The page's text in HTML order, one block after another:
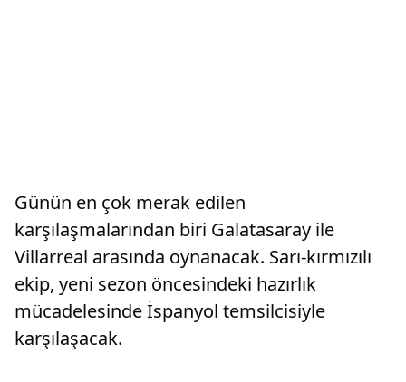
Günün en çok merak edilen
karşılaşmalarından biri Galatasaray ile
Villarreal arasında oynanacak. Sarı-kırmızılı
ekip, yeni sezon öncesindeki hazırlık
mücadelesinde İspanyol temsilcisiyle
karşılaşacak.